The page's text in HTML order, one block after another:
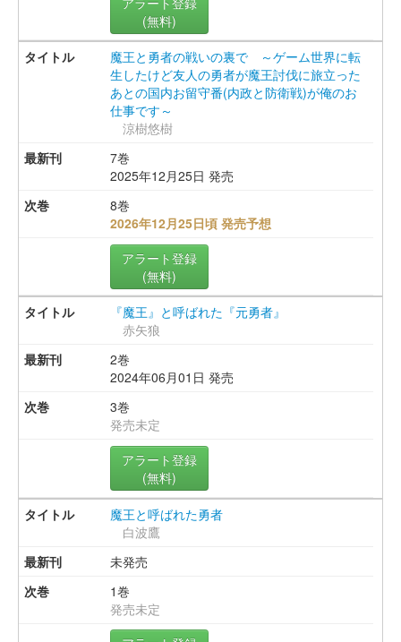
(無料)
魔王と勇者の戦いの裏で ～ゲーム世界に転
生したけど友人の勇者が魔王討伐に旅立った
あとの国内お留守番(内政と防衛戦)が俺のお
仕事です～
涼樹悠樹
7巻
2025年12月25日 発売
8巻
2026年12月25日頃 発売予想
アラート登録
(無料)
『魔王』と呼ばれた『元勇者』
赤矢狼
2巻
2024年06月01日 発売
3巻
発売未定
アラート登録
(無料)
魔王と呼ばれた勇者
白波鷹
未発売
1巻
発売未定